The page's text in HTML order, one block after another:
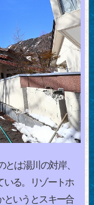
とは湯川の対岸、
いる。リゾートホ
というとスキー合